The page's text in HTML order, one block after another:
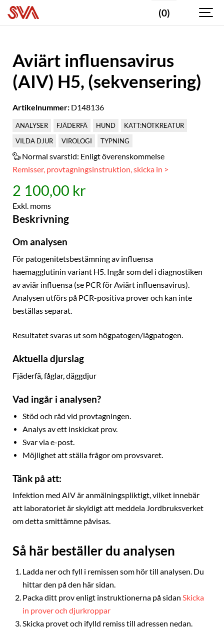
(0)
Aviärt influensavirus
(AIV) H5, (sekvensering)
Artikelnummer: D148136
ANALYSER FJÄDERFÄ HUND
KATT:NÖTKREATUR
VILDA DJUR
VIROLOGI TYPNING
Normal svarstid: Enligt överenskommelse
Remisser, provtagningsinstruktion, skicka in >
2 100,00 kr
Exkl. moms
Beskrivning
Om analysen
För patogenitetsbestämning av influensa
haemagglutinin variant H5. Ingår som del i diagnostiken
av aviär influensa (se PCR för Aviärt influensavirus).
Analysen utförs på PCR-positiva prover och kan inte
beställas separat.
Resultatet svaras ut som högpatogen/lågpatogen.
Aktuella djurslag
Fjäderfä, fåglar, däggdjur
Vad ingår i analysen?
Stöd och råd vid provtagningen.
Analys av ett inskickat prov.
Svar via e-post.
Möjlighet att ställa frågor om provsvaret.
Tänk på att:
Infektion med AIV är anmälningspliktigt, vilket innebär
att laboratoriet är skyldigt att meddela Jordbruksverket
om detta smittämne påvisas.
Så här beställer du analysen
Ladda ner och fyll i remissen som hör till analysen. Du
hittar den på den här sidan.
Packa ditt prov enligt instruktionerna på sidan Skicka
in prover och djurkroppar
Skicka provet och ifylld remiss till adressen nedan.